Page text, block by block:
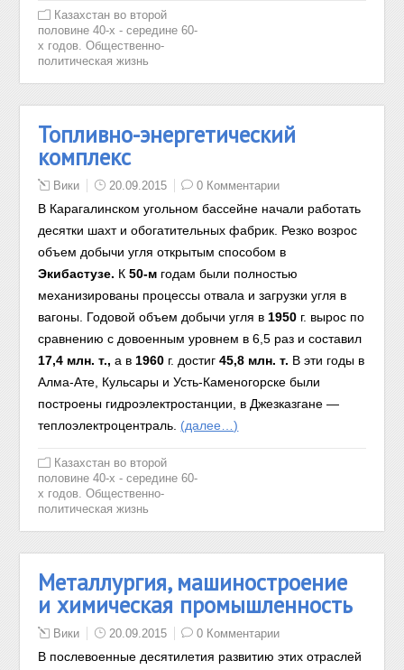
Казахстан во второй
половине 40-х - середине 60-
х годов. Общественно-
политическая жизнь
Топливно-энергетический
комплекс
Вики 20.09.2015 0 Комментарии
В Карагалинском угольном бассейне начали работать
десятки шахт и обогатительных фабрик. Резко возрос
объем добычи угля открытым способом в
Экибастузе. К50-м годам были полностью
механизированы процессы отвала и загрузки угля в
вагоны. Годовой объем добычи угля в 1950 г. вырос по
сравнению с довоенным уровнем в 6,5 раз и составил
17,4 млн. т.,а в 1960 г. достиг45,8 млн. т. В эти годы в
Алма-Ате, Кульсары и Усть-Каменогорске были
построены гидроэлектростанции, в Джезказгане —
теплоэлектроцентраль. (далее…)
Казахстан во второй
половине 40-х - середине 60-
х годов. Общественно-
политическая жизнь
Металлургия, машиностроение
и химическая промышленность
Вики 20.09.2015 0 Комментарии
В послевоенные десятилетия развитию этих отраслей